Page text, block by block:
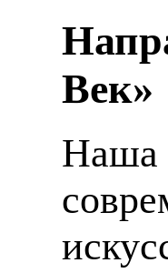
Век»
Наша